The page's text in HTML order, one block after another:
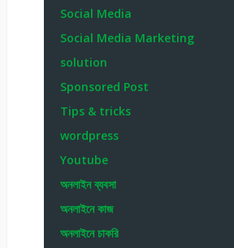
Social Media
Social Media Marketing
solution
Sponsored Post
Tips & tricks
wordpress
Youtube
অনলাইন ব্যবসা
অনলাইনে কাজ
অনলাইনে চাকরি